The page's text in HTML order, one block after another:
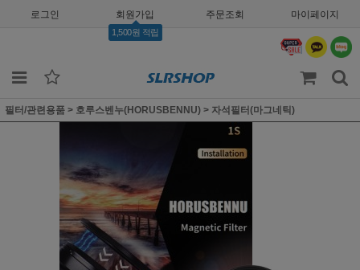
로그인 회원가입
1,500원 적립
주문조회 마이페이지
필터/관련용품 > 호루스벤누(HORUSBENNU) > 자석필터(마그네틱)